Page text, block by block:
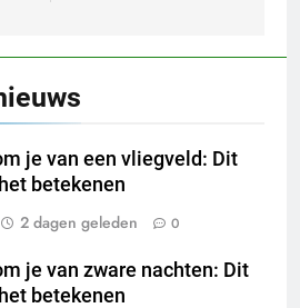
je van een vliegveld: Dit
betekenen
2 dagen geleden 0
je van zware nachten: Dit
betekenen